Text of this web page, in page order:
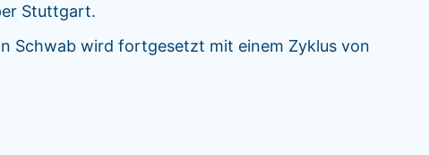
Stuttgart.
Schwab wird fortgesetzt mit einem Zyklus von